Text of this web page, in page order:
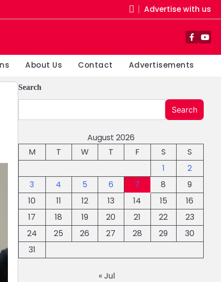
Advertise with us
About Us Contact Advertisements
Search
Search
August 2026
M
T W T F S
S
1
2
3
4 5 6 7 8
9
10
11 12 13 14 15
16
17
18 19 20 21 22
23
24
25 26 27 28 29
30
31
« Jul